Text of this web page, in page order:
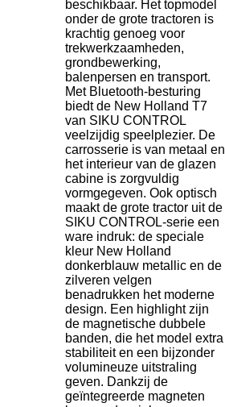
beschikbaar. Het topmodel
onder de grote tractoren is
krachtig genoeg voor
trekwerkzaamheden,
grondbewerking,
balenpersen en transport.
Met Bluetooth-besturing
biedt de New Holland T7
van SIKU CONTROL
veelzijdig speelplezier. De
carrosserie is van metaal en
het interieur van de glazen
cabine is zorgvuldig
vormgegeven. Ook optisch
maakt de grote tractor uit de
SIKU CONTROL-serie een
ware indruk: de speciale
kleur New Holland
donkerblauw metallic en de
zilveren velgen
benadrukken het moderne
design. Een highlight zijn
de magnetische dubbele
banden, die het model extra
stabiliteit en een bijzonder
volumineuze uitstraling
geven. Dankzij de
geïntegreerde magneten